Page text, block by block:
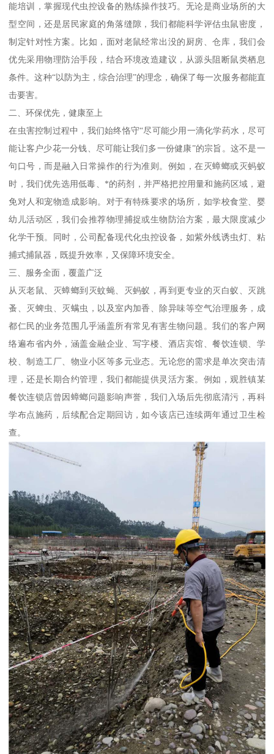
能培训，掌握现代虫控设备的熟练操作技巧。无论是商业场所的大
型空间，还是居民家庭的角落缝隙，我们都能科学评估虫鼠密度，
制定针对性方案。比如，面对老鼠经常出没的厨房、仓库，我们会
优先采用物理防治手段，结合环境改造建议，从源头阻断鼠类栖息
条件。这种“以防为主，综合治理”的理念，确保了每一次服务都能直
击要害。
二、环保优先，健康至上
在虫害控制过程中，我们始终恪守“尽可能少用一滴化学药水，尽可
能让客户少花一分钱、尽可能让我们多一份健康”的宗旨。这不是一
句口号，而是融入日常操作的行为准则。例如，在灭蟑螂或灭蚂蚁
时，我们优先选用低毒、*的药剂，并严格把控用量和施药区域，避
免对人和宠物造成影响。对于有特殊要求的场所，如学校食堂、婴
幼儿活动区，我们会推荐物理捕捉或生物防治方案，最大限度减少
化学干预。同时，公司配备现代化虫控设备，如紫外线诱虫灯、粘
捕式捕鼠器，既提升效率，又保障环境安全。
三、服务全面，覆盖广泛
从灭老鼠、灭蟑螂到灭蚊蝇、灭蚂蚁，再到更专业的灭白蚁、灭跳
蚤、灭蜱虫、灭螨虫，以及室内加香、除异味等空气治理服务，成
都仁民的业务范围几乎涵盖所有常见有害生物问题。我们的客户网
络遍布省内外，涵盖金融企业、写字楼、酒店宾馆、餐饮连锁、学
校、制造工厂、物业小区等多元业态。无论您的需求是单次突击清
理，还是长期合约管理，我们都能提供灵活方案。例如，观胜镇某
餐饮连锁店曾因蟑螂问题影响声誉，我们入场后先彻底清污，再科
学布点施药，后续配合定期回访，如今该店已连续两年通过卫生检
查。